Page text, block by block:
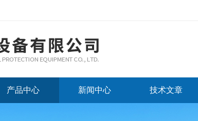
产品中心 新闻中心 技术文章